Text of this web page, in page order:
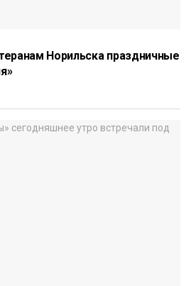
Норильска праздничные